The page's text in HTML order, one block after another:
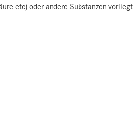
etc) oder andere Substanzen vorliegt